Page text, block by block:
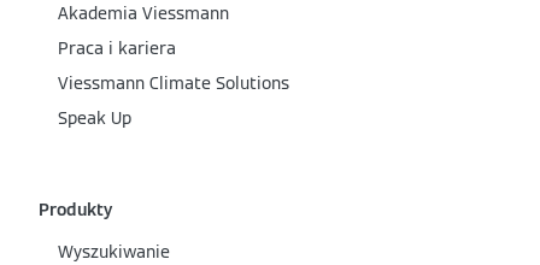
Akademia Viessmann
Praca i kariera
Viessmann Climate Solutions
Speak Up
Produkty
Wyszukiwanie